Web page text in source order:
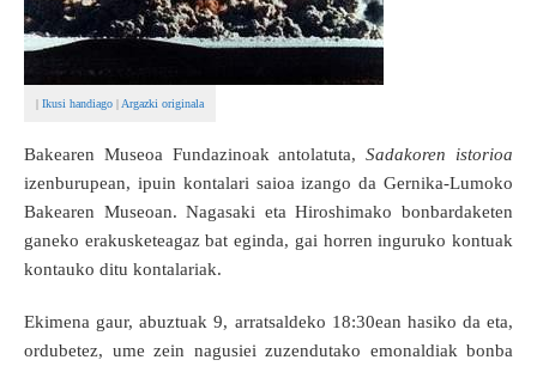
| Ikusi handiago | Argazki originala
Bakearen Museoa Fundazinoak antolatuta,Sadakoren istorioa
izenburupean, ipuin kontalari saioa izango da Gernika-Lumoko
Bakearen Museoan. Nagasaki eta Hiroshimako bonbardaketen
ganeko erakusketeagaz bat eginda, gai horren inguruko kontuak
kontauko ditu kontalariak.
Ekimena gaur, abuztuak 9, arratsaldeko 18:30ean hasiko da eta,
ordubetez, ume zein nagusiei zuzendutako emonaldiak bonba